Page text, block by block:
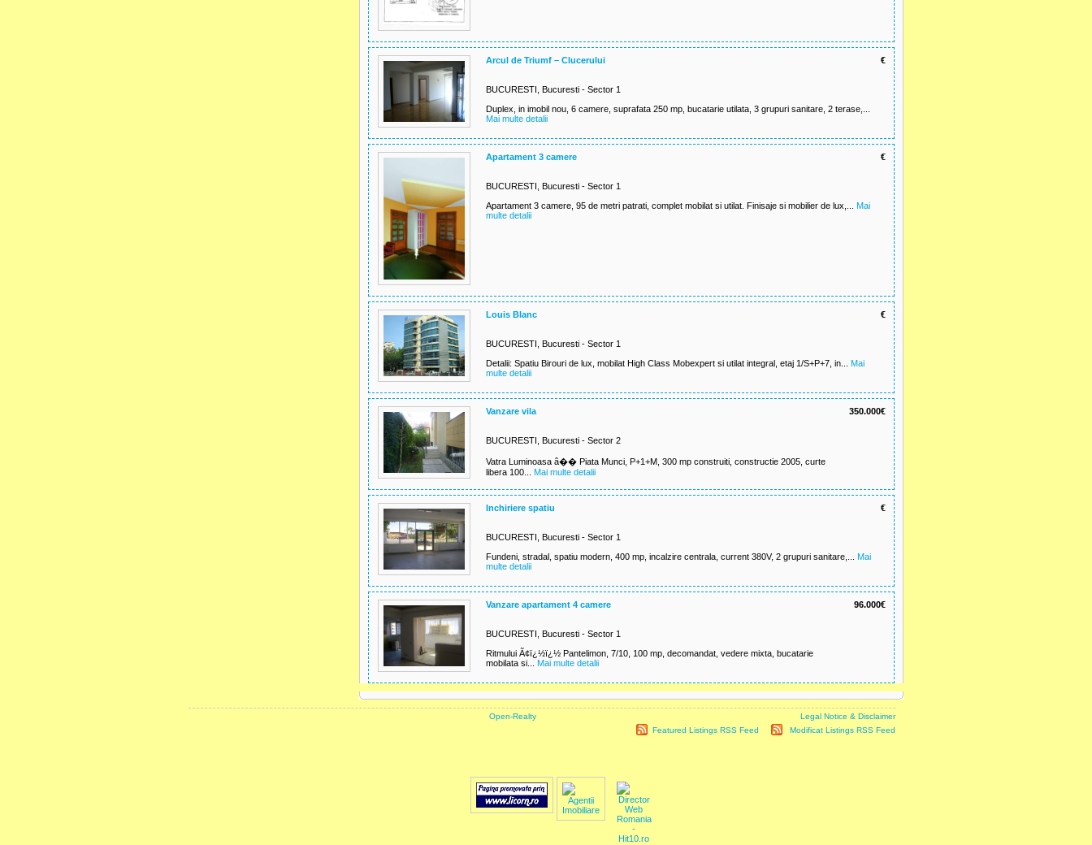
Arcul de Triumf – Clucerului
BUCURESTI, Bucuresti - Sector 1
Duplex, in imobil nou, 6 camere, suprafata 250 mp, bucatarie utilata, 3 grupuri sanitare, 2 terase,...
Mai multe detalii
€
Apartament 3 camere
BUCURESTI, Bucuresti - Sector 1
Apartament 3 camere, 95 de metri patrati, complet mobilat si utilat. Finisaje si mobilier de lux,... Mai
multe detalii
€
Louis Blanc
BUCURESTI, Bucuresti - Sector 1
Detalii: Spatiu Birouri de lux, mobilat High Class Mobexpert si utilat integral, etaj 1/S+P+7, in... Mai
multe detalii
€
Vanzare vila
BUCURESTI, Bucuresti - Sector 2
Vatra Luminoasa â�� Piata Munci, P+1+M, 300 mp construiti, constructie 2005, curte
libera 100... Mai multe detalii
350.000€
Inchiriere spatiu
BUCURESTI, Bucuresti - Sector 1
Fundeni, stradal, spatiu modern, 400 mp, incalzire centrala, current 380V, 2 grupuri sanitare,... Mai
multe detalii
€
Vanzare apartament 4 camere
BUCURESTI, Bucuresti - Sector 1
Ritmului Ã¢ï¿½ï¿½ Pantelimon, 7/10, 100 mp, decomandat, vedere mixta, bucatarie
mobilata si... Mai multe detalii
96.000€
Open-Realty
Legal Notice & Disclaimer
Featured Listings RSS Feed
Modificat Listings RSS Feed